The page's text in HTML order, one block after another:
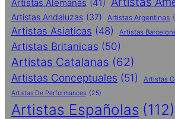
Artistas Alemanas (41)
Artistas Andaluzas (37) Artistas Argentinas
Artistas Asiaticas (48) Artistas
Artistas Britanicas (50)
Artistas Catalanas (62)
Artistas Conceptuales (51) Artistas
Artistas De Performances (25)
Artistas Españolas (112)